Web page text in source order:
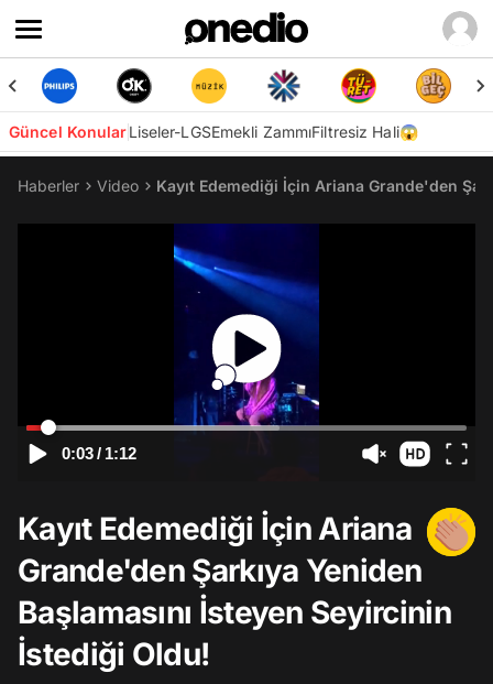
Güncel KonularLiseler-LGSEmekli ZammıFiltresiz Hali😱
Haberler Video Kayıt Edemediği İçin Ariana Grande'den
0:03/ 1:12
Kayıt Edemediği İçin Ariana
Grande'den Şarkıya Yeniden
Başlamasını İsteyen Seyircinin
İstediği Oldu!